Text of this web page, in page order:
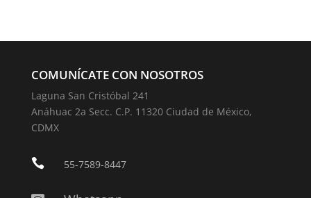
COMUNÍCATE CON NOSOTROS
Laguna San Cristóbal 241
Anáhuac 2a Secc. C.P. 11320 Ciudad de México,
CDMX
 55-7589-8447